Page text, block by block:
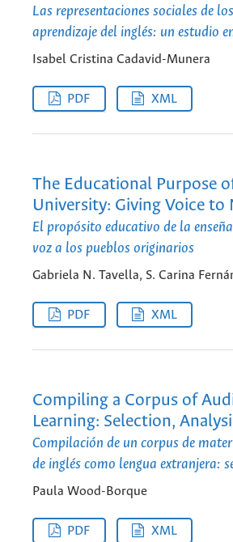
Las representaciones sociales de
aprendizaje del inglés: un estudio
Isabel Cristina Cadavid-Munera
PDF XML
The Educational Purpose
University: Giving Voice
El propósito educativo de la
voz a los pueblos originarios
Gabriela N. Tavella, S. Carina
PDF XML
Compiling a Corpus of
Learning: Selection,
Compilación de un corpus de
de inglés como lengua extranjera:
Paula Wood-Borque
PDF XML